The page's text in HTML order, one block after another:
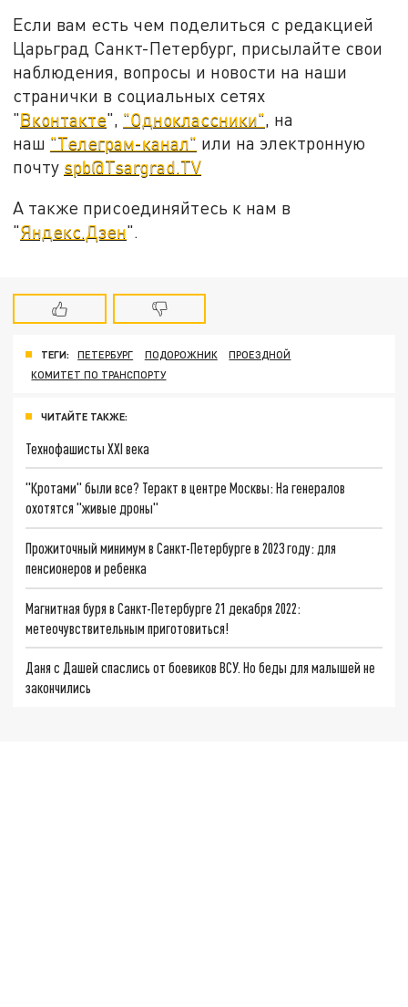
Если вам есть чем поделиться с редакцией
Царьград Санкт-Петербург, присылайте свои
наблюдения, вопросы и новости на наши
странички в социальных сетях
"Вконтакте", "Одноклассники" , на
наш "Телеграм-канал" или на электронную
почту spb@Tsargrad.TV
А также присоединяйтесь к нам в
"Яндекс.Дзен".
ТЕГИ: ПЕТЕРБУРГ ПОДОРОЖНИК
ПРОЕЗДНОЙ
КОМИТЕТ ПО ТРАНСПОРТУ
ЧИТАЙТЕ ТАКЖЕ:
Технофашисты XXI века
"Кротами" были все? Теракт в центре Москвы: На генералов
охотятся "живые дроны"
Прожиточный минимум в Санкт-Петербурге в 2023 году: для
пенсионеров и ребенка
Магнитная буря в Санкт-Петербурге 21 декабря 2022:
метеочувствительным приготовиться!
Даня с Дашей спаслись от боевиков ВСУ. Но беды для малышей не
закончились